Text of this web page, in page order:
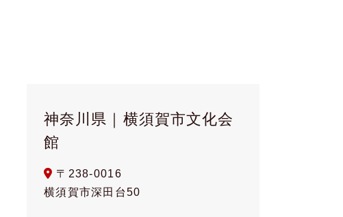
神奈川県｜横須賀市文化会
館
〒238-0016
横須賀市深田台50